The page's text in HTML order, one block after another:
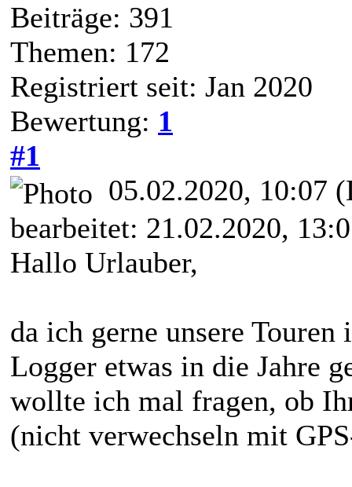
Beiträge: 391
Themen: 172
Registriert seit: Jan 2020
Bewertung: 1
#1
05.02.2020, 10:07
bearbeitet: 21.02.2020,
Hallo Urlauber,
da ich gerne unsere
Logger etwas in die Jahre
wollte ich mal fragen, ob
(nicht verwechseln mit